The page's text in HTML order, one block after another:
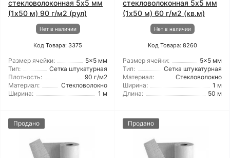
стекловолоконная 5x5 мм
(1x50 м) 90 г/м2 (рул)
Нет в наличии
Код Товара: 3375
Размер ячейки:
5x5 мм
Тип:
Сетка штукатурная
Плотность:
90 г/м2
Материал:
Стекловолокно
Ширина:
1 м
стекловолоконная 5x5 мм
(1x50 м) 60 г/м2 (кв.м)
Нет в наличии
Код Товара: 8260
Размер ячейки:
5x5 мм
Тип:
Сетка штукатурная
Материал:
Стекловолокно
Ширина:
1 м
Длина:
50 м
Продано Продано